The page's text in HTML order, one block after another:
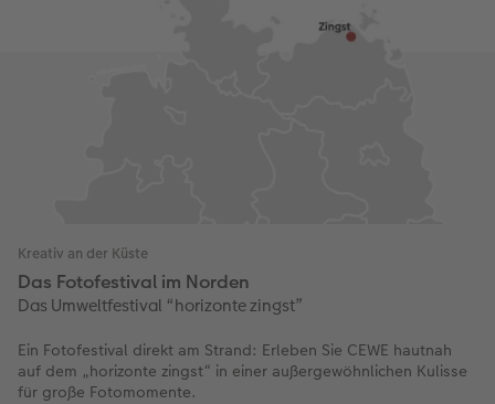
Kreativ an der Küste
Das Fotofestival im Norden
Das Umweltfestival “horizonte zingst”
Ein Fotofestival direkt am Strand: Erleben Sie CEWE hautnah
auf dem „horizonte zingst“ in einer außergewöhnlichen Kulisse
für große Fotomomente.